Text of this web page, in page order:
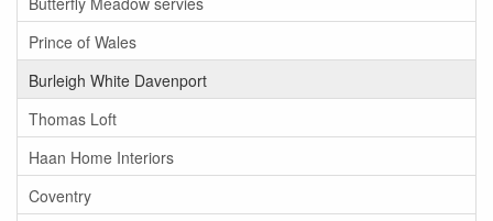
Prince of Wales
Burleigh White Davenport
Thomas Loft
Haan Home Interiors
Coventry